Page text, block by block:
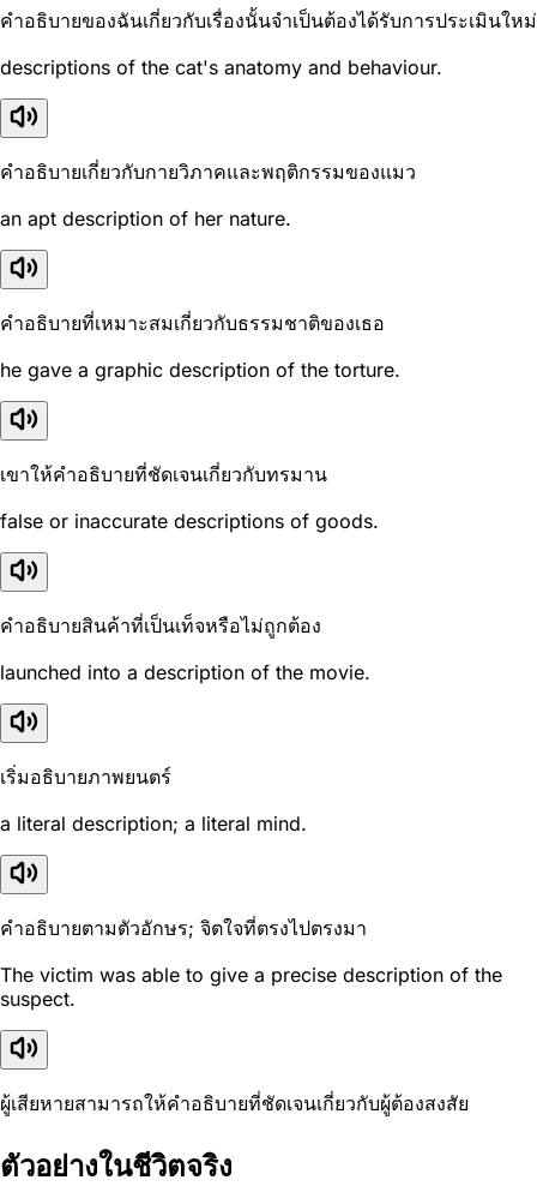
คำอธิบายของฉันเกี่ยวกับเรื่องนั้นจำเป็นต้องได้รับการประเมินใหม่
descriptions of the cat's anatomy and behaviour.
คำอธิบายเกี่ยวกับกายวิภาคและพฤติกรรมของแมว
an apt description of her nature.
คำอธิบายที่เหมาะสมเกี่ยวกับธรรมชาติของเธอ
he gave a graphic description of the torture.
เขาให้คำอธิบายที่ชัดเจนเกี่ยวกับทรมาน
false or inaccurate descriptions of goods.
คำอธิบายสินค้าที่เป็นเท็จหรือไม่ถูกต้อง
launched into a description of the movie.
เริ่มอธิบายภาพยนตร์
a literal description; a literal mind.
คำอธิบายตามตัวอักษร; จิตใจที่ตรงไปตรงมา
The victim was able to give a precise description of the
suspect.
ผู้เสียหายสามารถให้คำอธิบายที่ชัดเจนเกี่ยวกับผู้ต้องสงสัย
ตัวอย่างในชีวิตจริง